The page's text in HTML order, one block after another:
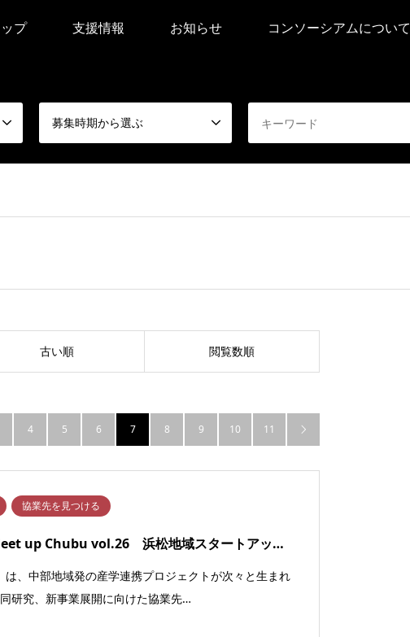
ップ 支援情報 お知らせ コンソーシアムについて
募集時期から選ぶ
古い順 閲覧数順
4 5 6 7 8 9 10 11 
協業先を見つける
up Chubu vol.26 浜松地域スタートアッ…
は、中部地域発の産学連携プロジェクトが次々と生まれ
研究、新事業展開に向けた協業先…